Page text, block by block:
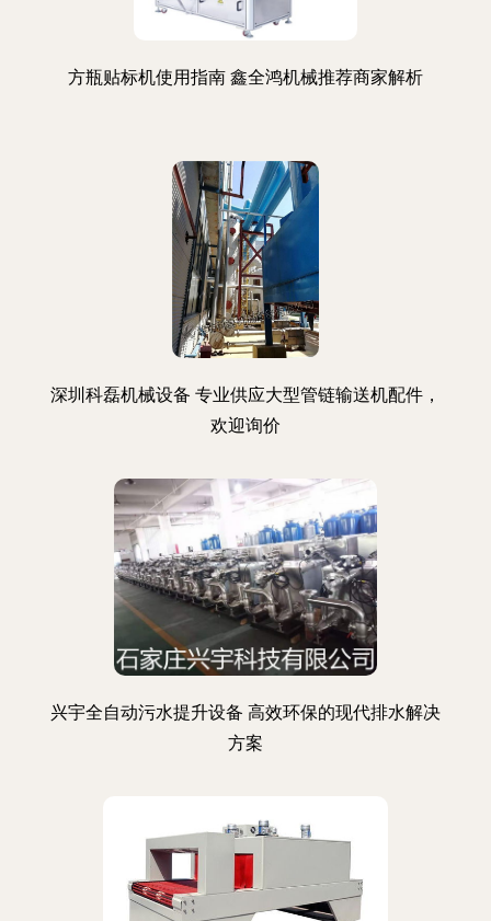
方瓶贴标机使用指南 鑫全鸿机械推荐商家解析
深圳科磊机械设备 专业供应大型管链输送机配件，
欢迎询价
兴宇全自动污水提升设备 高效环保的现代排水解决
方案